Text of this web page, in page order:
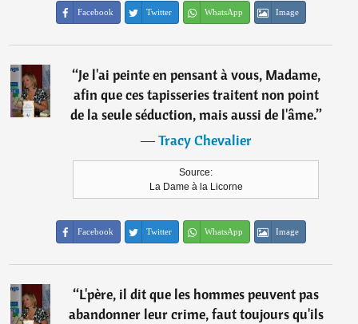
Facebook Twitter WhatsApp Image
“Je l'ai peinte en pensant à vous, Madame,
afin que ces tapisseries traitent non point
de la seule séduction, mais aussi de l'âme.”
―Tracy Chevalier
Source:
La Dame à la Licorne
Facebook Twitter WhatsApp Image
“L'père, il dit que les hommes peuvent pas
abandonner leur crime, faut toujours qu'ils